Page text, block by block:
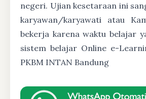
negeri. Ujian kesetaraan ini
karyawan/karyawati atau
bekerja karena waktu belajar
sistem belajar Online e-
PKBM INTAN Bandung